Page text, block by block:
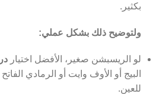
بكثير.
ولتوضيح ذلك بشكل عملي:
لو الريسبشن صغير، الأفضل اختيار
البيج أو الأوف وايت أو الرمادي
للعين.